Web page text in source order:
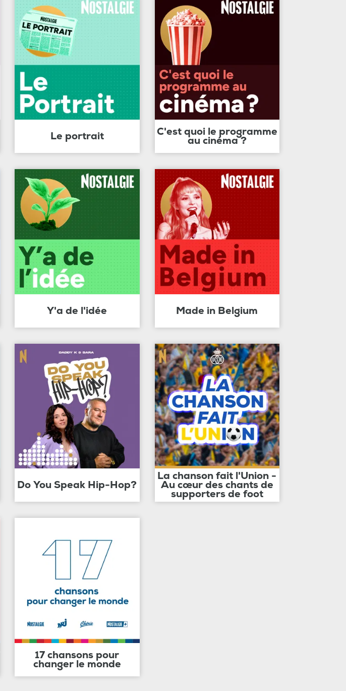
Le portrait C'est quoi le programme
au cinéma ?
Y'a de l'idée Made in Belgium
Do You Speak Hip-Hop?
La chanson fait l'Union -
Au cœur des chants de
supporters de foot
17 chansons pour
changer le monde